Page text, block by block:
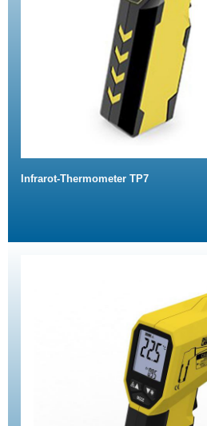
Infrarot-Thermometer TP7